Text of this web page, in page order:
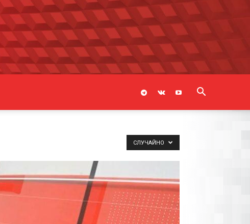
СЛУЧАЙНО